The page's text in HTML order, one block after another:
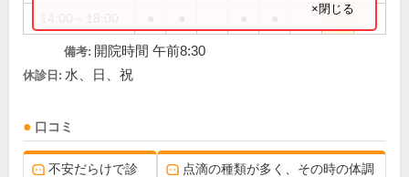
×閉じる
備考: 開院時間 午前8:30
休診日: 水、日、祝
口コミ
不安だらけで診
点滴の種類が多く、その時の体調